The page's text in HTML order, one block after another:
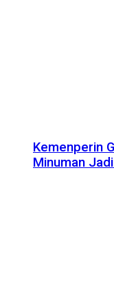
Kemenperin
Minuman